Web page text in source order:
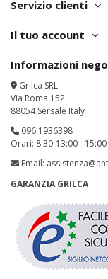
Servizio clienti
Il tuo account
Informazioni
Grilca SRL
Via Roma 152
88054 Sersale Italy
096.1936398
Orari: 8:30-13:00 -
Email:
GARANZIA GRILCA